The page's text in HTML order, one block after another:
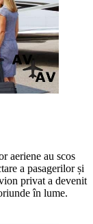
aeriene au scos
a pasagerilor și
privat a devenit
în lume.